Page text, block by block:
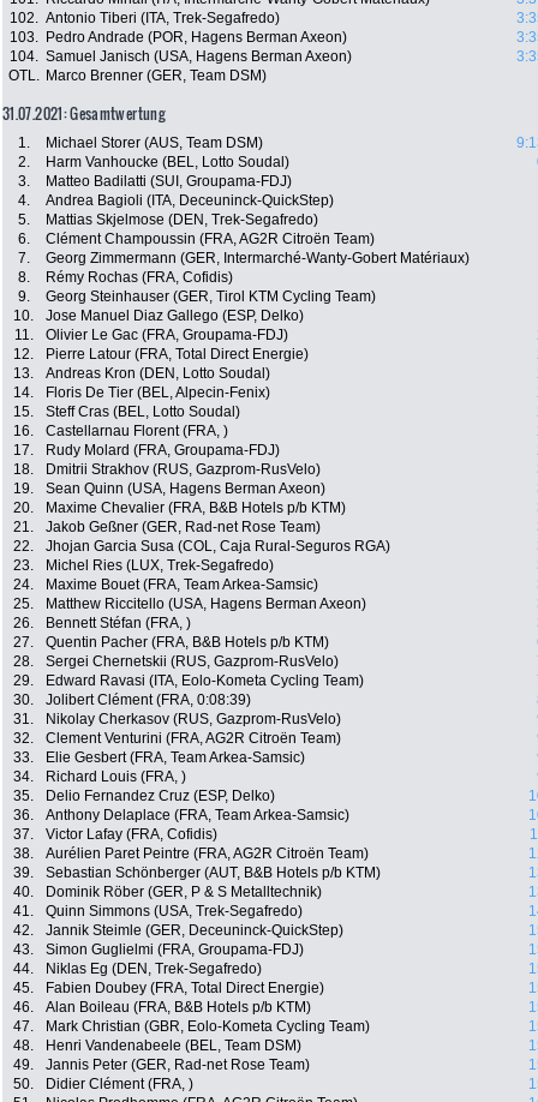
102. Antonio Tiberi (ITA, Trek-Segafredo)
103.
Pedro Andrade (POR, Hagens Berman Axeon)
104. Samuel Janisch (USA, Hagens Berman Axeon)
OTL. Marco Brenner (GER, Team DSM)
31.07.2021: Gesamtwertung
1. Michael Storer (AUS, Team DSM)
2.
Harm Vanhoucke (BEL, Lotto Soudal)
3.
Matteo Badilatti (SUI, Groupama-FDJ)
4.
Andrea Bagioli (ITA, Deceuninck-QuickStep)
5.
Mattias Skjelmose (DEN, Trek-Segafredo)
6.
Clément Champoussin (FRA, AG2R Citroën Team)
7.
Georg Zimmermann (GER, Intermarché-Wanty-Gobert Matériaux)
8.
Rémy Rochas (FRA, Cofidis)
9.
Georg Steinhauser (GER, Tirol KTM Cycling Team)
10.
Jose Manuel Diaz Gallego (ESP, Delko)
11.
Olivier Le Gac (FRA, Groupama-FDJ)
12.
Pierre Latour (FRA, Total Direct Energie)
13.
Andreas Kron (DEN, Lotto Soudal)
14.
Floris De Tier (BEL, Alpecin-Fenix)
15.
Steff Cras (BEL, Lotto Soudal)
16.
Castellarnau Florent (FRA, )
17.
Rudy Molard (FRA, Groupama-FDJ)
18.
Dmitrii Strakhov (RUS, Gazprom-RusVelo)
19.
Sean Quinn (USA, Hagens Berman Axeon)
20.
Maxime Chevalier (FRA, B&B Hotels p/b KTM)
21.
Jakob Geßner (GER, Rad-net Rose Team)
22.
Jhojan Garcia Susa (COL, Caja Rural-Seguros RGA)
23.
Michel Ries (LUX, Trek-Segafredo)
24.
Maxime Bouet (FRA, Team Arkea-Samsic)
25.
Matthew Riccitello (USA, Hagens Berman Axeon)
26.
Bennett Stéfan (FRA, )
27.
Quentin Pacher (FRA, B&B Hotels p/b KTM)
28.
Sergei Chernetskii (RUS, Gazprom-RusVelo)
29.
Edward Ravasi (ITA, Eolo-Kometa Cycling Team)
30.
Jolibert Clément (FRA, 0:08:39)
31.
Nikolay Cherkasov (RUS, Gazprom-RusVelo)
32.
Clement Venturini (FRA, AG2R Citroën Team)
33.
Elie Gesbert (FRA, Team Arkea-Samsic)
34.
Richard Louis (FRA, )
35.
Delio Fernandez Cruz (ESP, Delko)
36.
Anthony Delaplace (FRA, Team Arkea-Samsic)
37.
Victor Lafay (FRA, Cofidis)
38.
Aurélien Paret Peintre (FRA, AG2R Citroën Team)
39.
Sebastian Schönberger (AUT, B&B Hotels p/b KTM)
40.
Dominik Röber (GER, P & S Metalltechnik)
41.
Quinn Simmons (USA, Trek-Segafredo)
42.
Jannik Steimle (GER, Deceuninck-QuickStep)
43.
Simon Guglielmi (FRA, Groupama-FDJ)
44.
Niklas Eg (DEN, Trek-Segafredo)
45.
Fabien Doubey (FRA, Total Direct Energie)
46.
Alan Boileau (FRA, B&B Hotels p/b KTM)
47.
Mark Christian (GBR, Eolo-Kometa Cycling Team)
48.
Henri Vandenabeele (BEL, Team DSM)
49.
Jannis Peter (GER, Rad-net Rose Team)
50.
Didier Clément (FRA, )